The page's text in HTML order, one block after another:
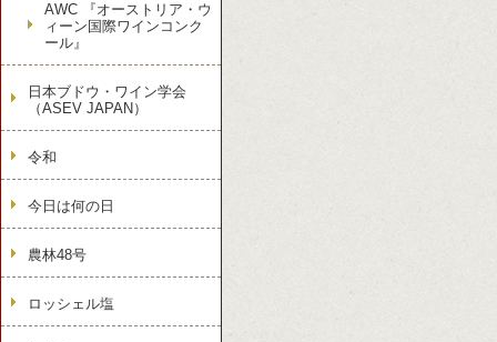
AWC 『オーストリア・ウ
ィーン国際ワインコンク
ール』
日本ブドウ・ワイン学会
（ASEV JAPAN）
令和
今日は何の日
農林48号
ロッシェル塩